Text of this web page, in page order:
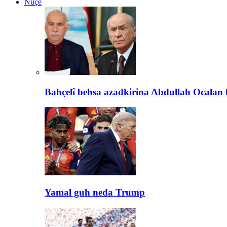
Nûçe
Bahçelî behsa azadkirina Abdullah Ocalan
Yamal guh neda Trump